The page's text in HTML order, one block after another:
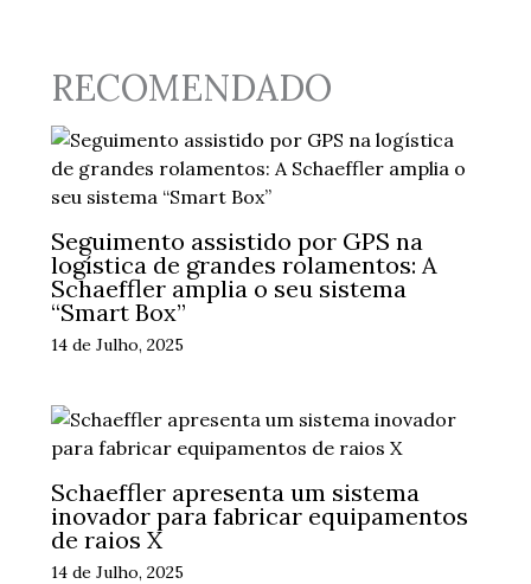
RECOMENDADO
Seguimento assistido por GPS na
logística de grandes rolamentos: A
Schaeffler amplia o seu sistema
“Smart Box”
14 de Julho, 2025
Schaeffler apresenta um sistema
inovador para fabricar equipamentos
de raios X
14 de Julho, 2025